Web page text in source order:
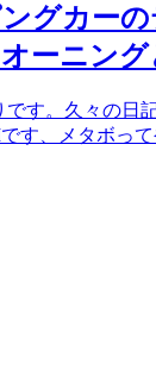
ングカー
ーニング
です。久々の日
す、メタボっ